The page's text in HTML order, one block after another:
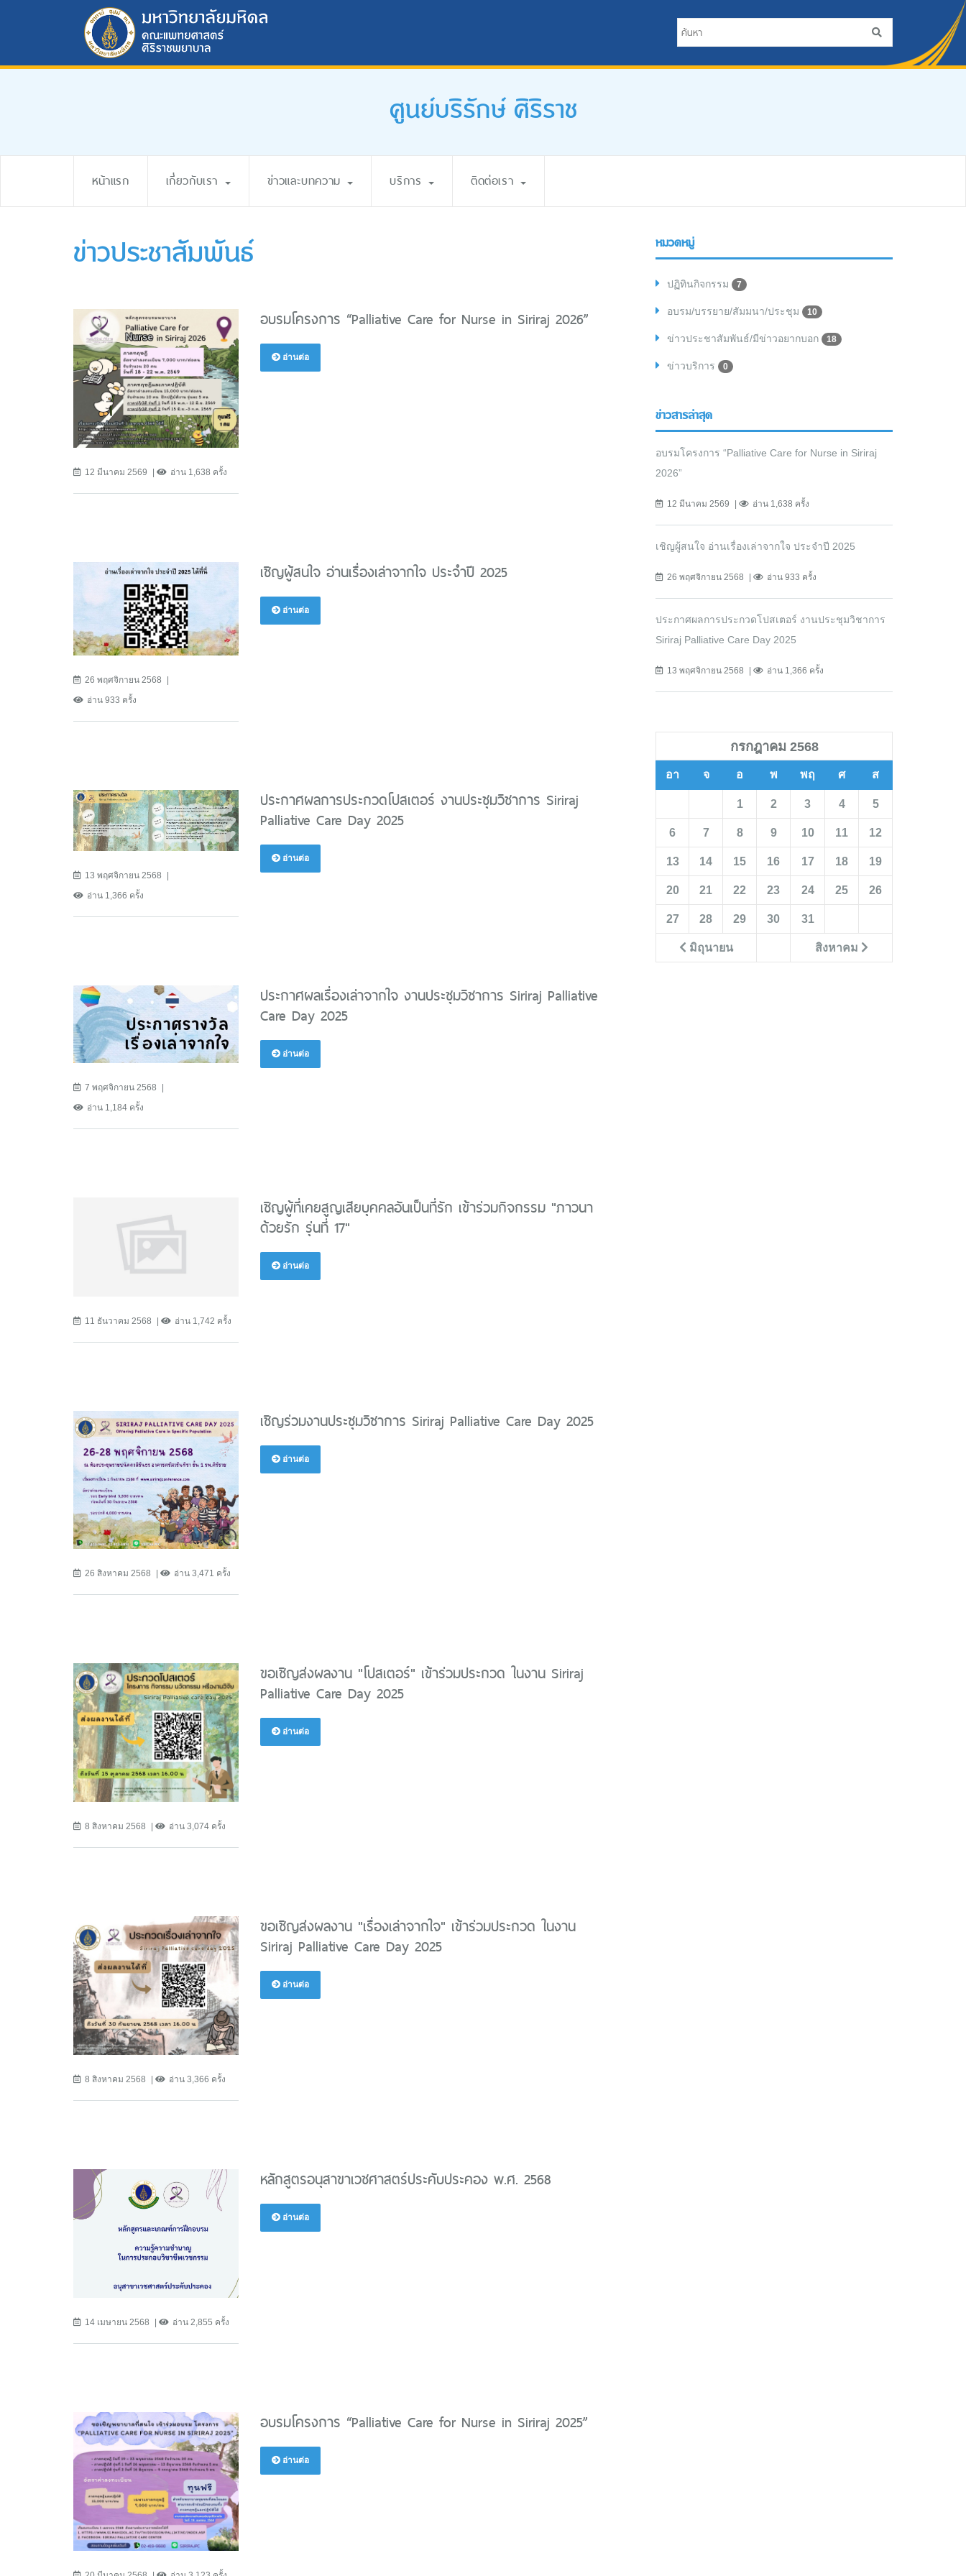
ศูนย์บริรักษ์ ศิริราช
หน้าแรก เกี่ยวกับเรา ข่าวและบทความ บริการ ติดต่อเรา
ข่าวประชาสัมพันธ์
12 มีนาคม 2569 อ่าน 1,638 ครั้ง
อบรมโครงการ “Palliative Care for Nurse in Siriraj 2026”
อ่านต่อ
26 พฤศจิกายน 2568
อ่าน 933 ครั้ง
เชิญผู้สนใจ อ่านเรื่องเล่าจากใจ ประจำปี 2025
อ่านต่อ
13 พฤศจิกายน 2568
อ่าน 1,366 ครั้ง
ประกาศผลการประกวดโปสเตอร์ งานประชุมวิชาการ Siriraj
Palliative Care Day 2025
อ่านต่อ
7 พฤศจิกายน 2568
อ่าน 1,184 ครั้ง
ประกาศผลเรื่องเล่าจากใจ งานประชุมวิชาการ Siriraj Palliative
Care Day 2025
อ่านต่อ
11 ธันวาคม 2568 อ่าน 1,742 ครั้ง
เชิญผู้ที่เคยสูญเสียบุคคลอันเป็นที่รัก เข้าร่วมกิจกรรม "ภาวนา
ด้วยรัก รุ่นที่ 17"
อ่านต่อ
26 สิงหาคม 2568 อ่าน 3,471 ครั้ง
เชิญร่วมงานประชุมวิชาการ Siriraj Palliative Care Day 2025
อ่านต่อ
8 สิงหาคม 2568 อ่าน 3,074 ครั้ง
ขอเชิญส่งผลงาน "โปสเตอร์" เข้าร่วมประกวด ในงาน Siriraj
Palliative Care Day 2025
อ่านต่อ
8 สิงหาคม 2568 อ่าน 3,366 ครั้ง
ขอเชิญส่งผลงาน "เรื่องเล่าจากใจ" เข้าร่วมประกวด ในงาน
Siriraj Palliative Care Day 2025
อ่านต่อ
14 เมษายน 2568 อ่าน 2,855 ครั้ง
หลักสูตรอนุสาขาเวชศาสตร์ประคับประคอง พ.ศ. 2568
อ่านต่อ
อบรมโครงการ “Palliative Care for Nurse in Siriraj 2025”
อ่านต่อ
หมวดหมู่
ปฏิทินกิจกรรม 7
อบรม/บรรยาย/สัมมนา/ประชุม 10
ข่าวประชาสัมพันธ์/มีข่าวอยากบอก 18
ข่าวบริการ 0
ข่าวสารล่าสุด
อบรมโครงการ “Palliative Care for Nurse in Siriraj
2026”
12 มีนาคม 2569 อ่าน 1,638 ครั้ง
เชิญผู้สนใจ อ่านเรื่องเล่าจากใจ ประจำปี 2025
26 พฤศจิกายน 2568 อ่าน 933 ครั้ง
ประกาศผลการประกวดโปสเตอร์ งานประชุมวิชาการ
Siriraj Palliative Care Day 2025
13 พฤศจิกายน 2568 อ่าน 1,366 ครั้ง
กรกฎาคม 2568
อา จ อ พ พฤ ศ ส
มิถุนายน สิงหาคม
1 2 3 4 5
6 7 8 9 10 11 12
13 14 15 16 17 18 19
20 21 22 23 24 25 26
27 28 29 30 31